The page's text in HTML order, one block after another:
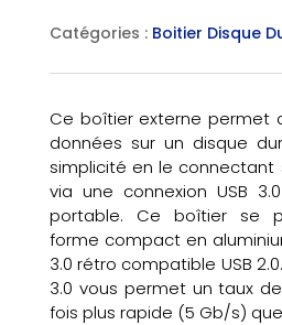
Catégories : Boitier Disque
Ce boîtier externe permet
données sur un disque
simplicité en le connectant
via une connexion USB
portable. Ce boîtier se
forme compact en
3.0 rétro compatible USB
3.0 vous permet un taux
fois plus rapide (5 Gb/s) que